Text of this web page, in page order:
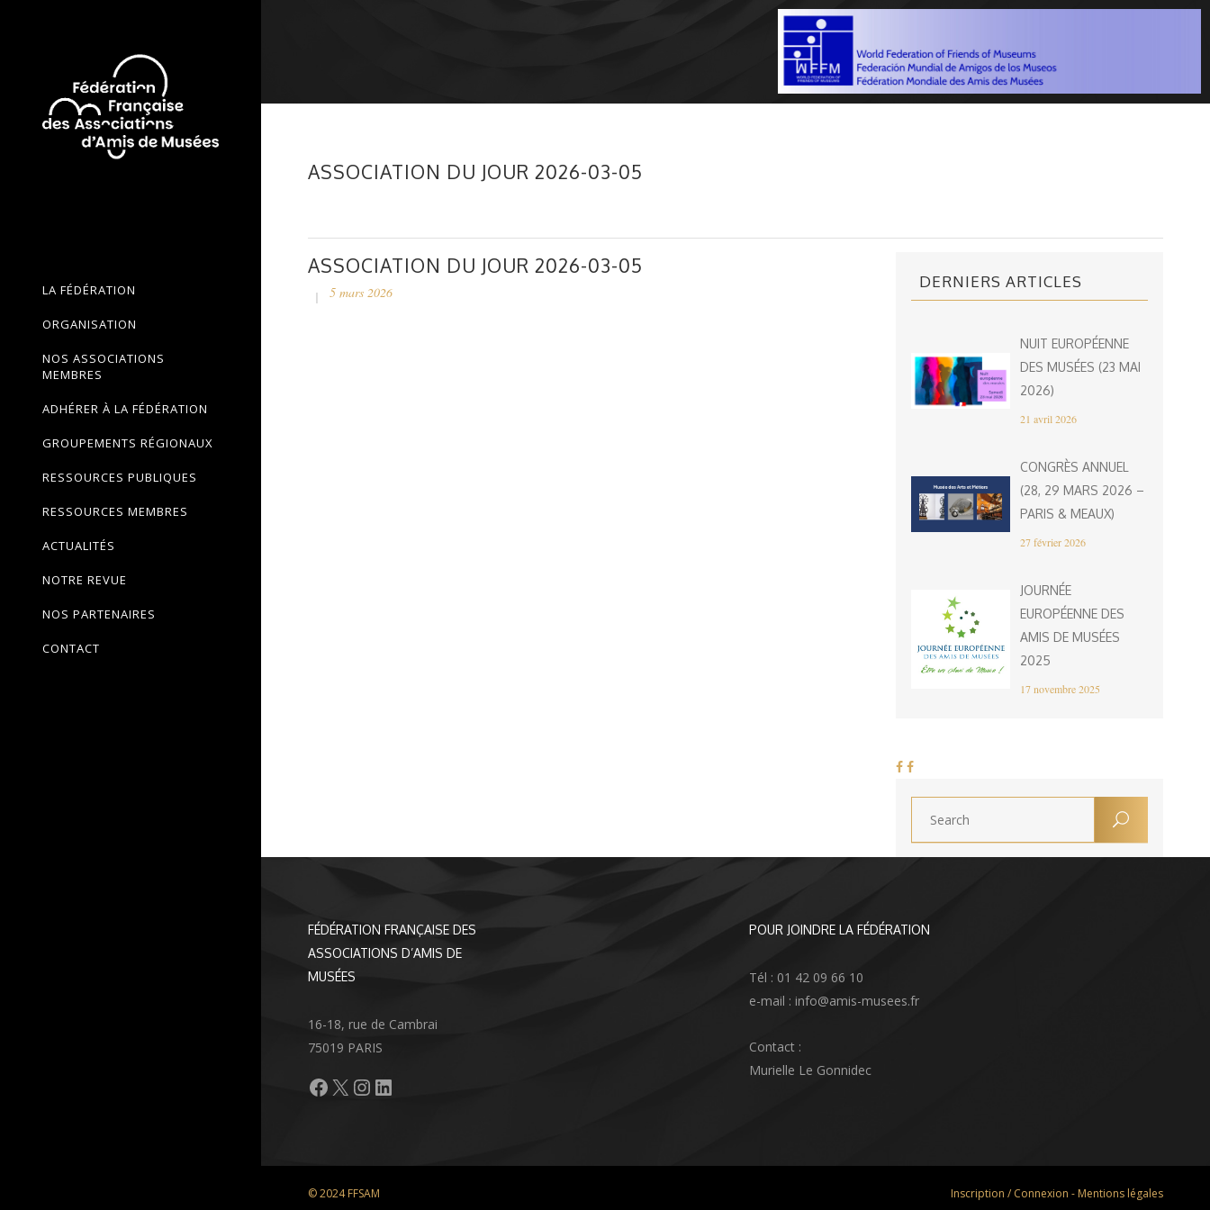
LA FÉDÉRATION
ORGANISATION
NOS ASSOCIATIONS
MEMBRES
ADHÉRER À LA FÉDÉRATION
GROUPEMENTS RÉGIONAUX
RESSOURCES PUBLIQUES
RESSOURCES MEMBRES
ACTUALITÉS
NOTRE REVUE
NOS PARTENAIRES
CONTACT
ASSOCIATION DU JOUR 2026-03-05
ASSOCIATION DU JOUR 2026-03-05
5 mars 2026
DERNIERS ARTICLES
NUIT EUROPÉENNE
DES MUSÉES (23 MAI
2026)
21 avril 2026
CONGRÈS ANNUEL
(28, 29 MARS 2026 –
PARIS & MEAUX)
27 février 2026
JOURNÉE
EUROPÉENNE DES
AMIS DE MUSÉES
2025
17 novembre 2025
FÉDÉRATION FRANÇAISE DES
ASSOCIATIONS D’AMIS DE
MUSÉES
16-18, rue de Cambrai
75019 PARIS
Facebook
X Instagram
LinkedIn
POUR JOINDRE LA FÉDÉRATION
Tél : 01 42 09 66 10
e-mail : info@amis-musees.fr
Contact :
Murielle Le Gonnidec
© 2024 FFSAM Inscription / Connexion - Mentions légales